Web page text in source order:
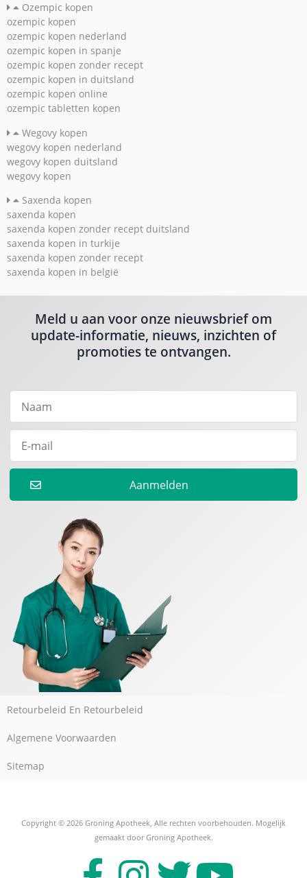
Ozempic kopen
ozempic kopen
ozempic kopen nederland
ozempic kopen in spanje
ozempic kopen zonder recept
ozempic kopen in duitsland
ozempic kopen online
ozempic tabletten kopen
Wegovy kopen
wegovy kopen nederland
wegovy kopen duitsland
wegovy kopen
Saxenda kopen
saxenda kopen
saxenda kopen zonder recept duitsland
saxenda kopen in turkije
saxenda kopen zonder recept
saxenda kopen in belgië
Meld u aan voor onze nieuwsbrief om
update-informatie, nieuws, inzichten of
promoties te ontvangen.
Aanmelden
Retourbeleid En Retourbeleid
Algemene Voorwaarden
Sitemap
Copyright © 2026 Groning Apotheek, Alle rechten voorbehouden. Mogelijk
gemaakt door Groning Apotheek.